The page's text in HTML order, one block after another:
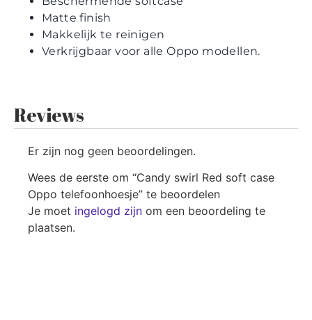
Matte finish
Makkelijk te reinigen
Verkrijgbaar voor alle Oppo modellen.
Reviews
Er zijn nog geen beoordelingen.
Wees de eerste om “Candy swirl Red soft case
Oppo telefoonhoesje” te beoordelen
Je moet ingelogd zijn om een beoordeling te
plaatsen.